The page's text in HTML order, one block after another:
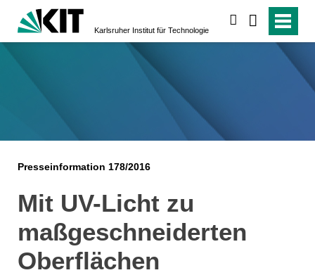
Karlsruher Institut für Technologie
Presseinformation 178/2016
Mit UV-Licht zu
maßgeschneiderten
Oberflächen